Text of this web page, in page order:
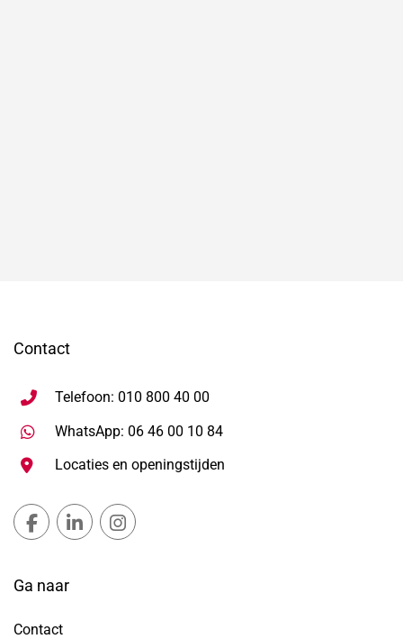
Contact
Telefoon: 010 800 40 00
WhatsApp: 06 46 00 10 84Stuur WhatsApp bericht,
Locaties en openingstijden
Gemeente Lansingerland Facebook, opent in nieuw
Gemeente Lansingerland LinkedIn, opent in
Ga naar
Contact